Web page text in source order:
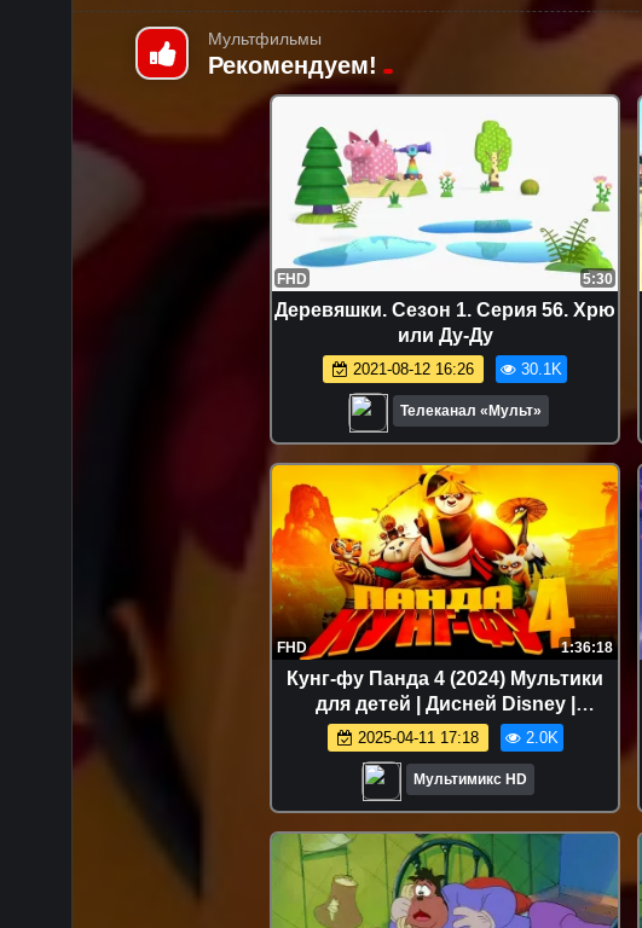
Мультфильмы
Рекомендуем!
FHD 5:30
Деревяшки. Сезон 1. Серия 56. Хрю
или Ду-Ду
2021-08-12 16:26 30.1K
Телеканал «Мульт»
FHD 1:36:18
Кунг-фу Панда 4 (2024) Мультики
для детей | Дисней Disney |
Сериалы Netflix
2025-04-11 17:18 2.0K
Мультимикс HD